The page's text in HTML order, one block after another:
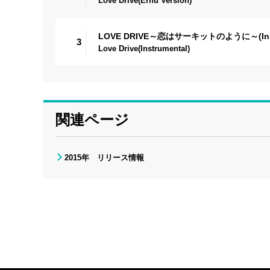
3
LOVE DRIVE～恋はサーキットのように～
Love Drive(Instrumental)
関連ページ
2015年 リリース情報